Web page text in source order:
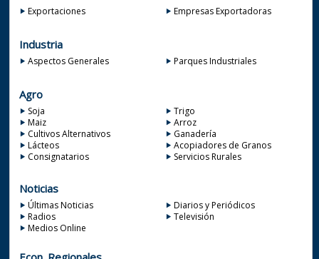
Exportaciones Empresas Exportadoras
Industria
Aspectos Generales Parques Industriales
Agro
Soja
Trigo
Maiz
Arroz
Cultivos Alternativos
Ganadería
Lácteos
Acopiadores de Granos
Consignatarios
Servicios Rurales
Noticias
Últimas Noticias
Diarios y Periódicos
Radios
Televisión
Medios Online